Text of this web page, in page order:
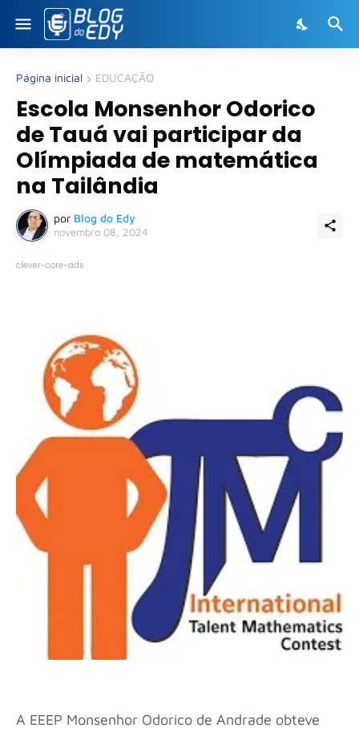
Página inicial EDUCAÇÃO
Escola Monsenhor Odorico
de Tauá vai participar da
Olímpiada de matemática
na Tailândia
por Blog do Edy
novembro 08, 2024
clever-core-ads
A EEEP Monsenhor Odorico de Andrade obteve